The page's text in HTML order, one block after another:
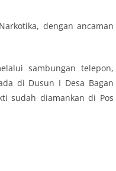
dengan ancaman
sambungan telepon,
di Dusun I Desa Bagan
sudah diamankan di Pos